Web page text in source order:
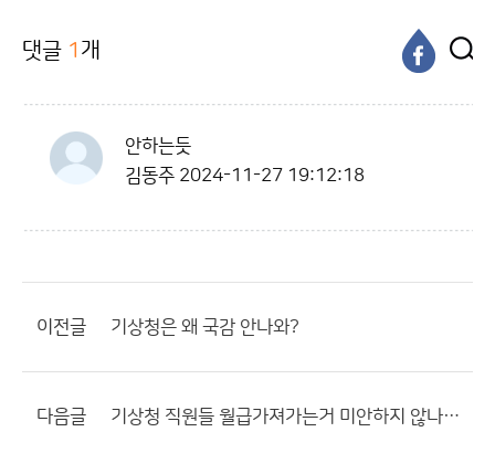
댓글 1 개
안하는듯
김동주 2024-11-27 19:12:18
이전글 기상청은 왜 국감 안나와?
다음글 기상청 직원들 월급가져가는거 미안하지 않나요?